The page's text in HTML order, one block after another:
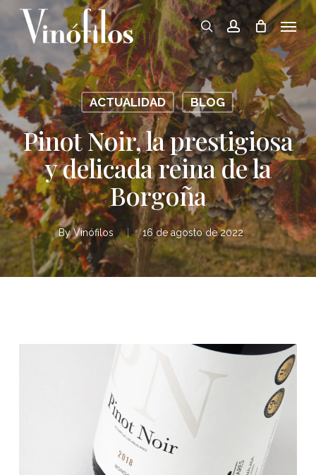
Skip
content
searchaccount
Menu
ACTUALIDAD BLOG
Pinot Noir, la prestigiosa
y delicada reina de la
Borgoña
By Vinófilos 16 de agosto de 2022